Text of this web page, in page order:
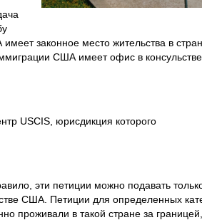
законное место жительства в
США имеет офис в
USCIS, юрисдикция которого
эти петиции можно подавать
США. Петиции для определенных
проживали в такой стране за